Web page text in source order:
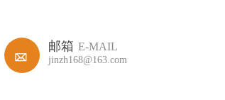
邮箱 E-MAIL
jinzh168@163.com